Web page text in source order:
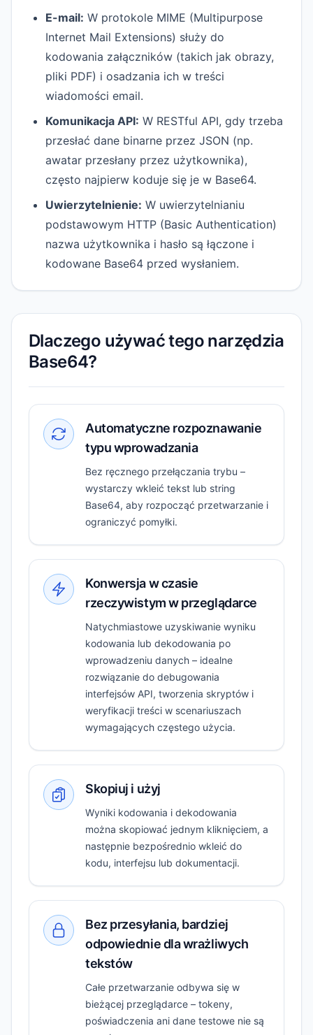
E-mail: W protokole MIME (Multipurpose
Internet Mail Extensions) służy do
kodowania załączników (takich jak obrazy,
pliki PDF) i osadzania ich w treści
wiadomości email.
Komunikacja API: W RESTful API, gdy trzeba
przesłać dane binarne przez JSON (np.
awatar przesłany przez użytkownika),
często najpierw koduje się je w Base64.
Uwierzytelnienie: W uwierzytelnianiu
podstawowym HTTP (Basic Authentication)
nazwa użytkownika i hasło są łączone i
kodowane Base64 przed wysłaniem.
Dlaczego używać tego narzędzia
Base64?
Automatyczne rozpoznawanie
typu wprowadzania
Bez ręcznego przełączania trybu –
wystarczy wkleić tekst lub string
Base64, aby rozpocząć przetwarzanie i
ograniczyć pomyłki.
Konwersja w czasie
rzeczywistym w przeglądarce
Natychmiastowe uzyskiwanie wyniku
kodowania lub dekodowania po
wprowadzeniu danych – idealne
rozwiązanie do debugowania
interfejsów API, tworzenia skryptów i
weryfikacji treści w scenariuszach
wymagających częstego użycia.
Skopiuj i użyj
Wyniki kodowania i dekodowania
można skopiować jednym kliknięciem, a
następnie bezpośrednio wkleić do
kodu, interfejsu lub dokumentacji.
Bez przesyłania, bardziej
odpowiednie dla wrażliwych
tekstów
Całe przetwarzanie odbywa się w
bieżącej przeglądarce – tokeny,
poświadczenia ani dane testowe nie są